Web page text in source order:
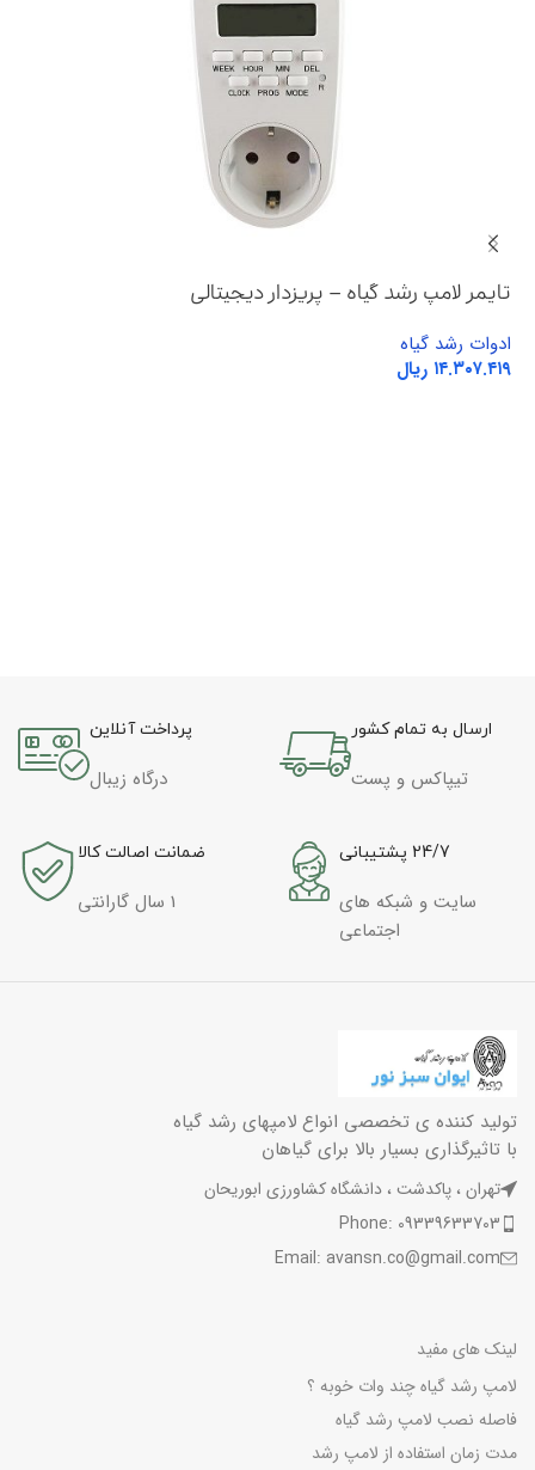
تایمر لامپ رشد گیاه – پریزدار دیجیتالی
ادوات رشد گیاه
ریال
ارسال به تمام کشور
تیپاکس و پست
پرداخت آنلاین
درگاه زیبال
24/7 پشتیبانی
سایت و شبکه های
اجتماعی
ضمانت اصالت کالا
1 سال گارانتی
تولید کننده ی تخصصی انواع لامپهای رشد گیاه
با تاثیرگذاری بسیار بالا برای گیاهان
تهران ، پاکدشت ، دانشگاه کشاورزی ابوریحان
Phone: 09339633703
Email: avansn.co@gmail.com
لینک های مفید
لامپ رشد گیاه چند وات خوبه ؟
فاصله نصب لامپ رشد گیاه
مدت زمان استفاده از لامپ رشد